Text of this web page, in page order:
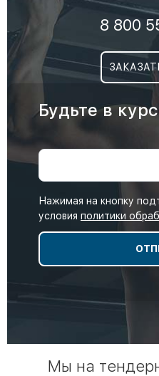
8 800
Будьте в
Нажимая на кнопку
условия политики
Мы на